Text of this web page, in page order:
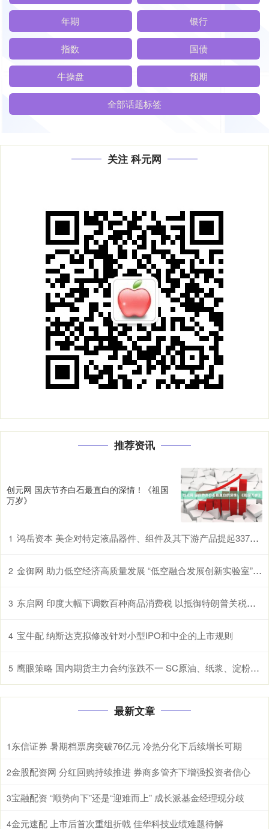
年期 银行
指数 国债
牛操盘 预期
全部话题标签
关注 科元网
推荐资讯
创元网 国庆节齐白石最直白的深情！《祖国
万岁》
1 鸿岳资本 美企对特定液晶器件、组件及其下游产品提起337调查申请，多家中企为列名被告
2 金御网 助力低空经济高质量发展 “低空融合发展创新实验室”在鄂揭牌
3 东启网 印度大幅下调数百种商品消费税 以抵御特朗普关税冲击
4 宝牛配 纳斯达克拟修改针对小型IPO和中企的上市规则
5 鹰眼策略 国内期货主力合约涨跌不一 SC原油、纸浆、淀粉、原木、棉花涨超1%
最新文章
1 东信证券 暑期档票房突破76亿元 冷热分化下后续增长可期
2金股配资网 分红回购持续推进 券商多管齐下增强投资者信心
3宝融配资 “顺势向下”还是“迎难而上” 成长派基金经理现分歧
4金元速配 上市后首次重组折戟 佳华科技业绩难题待解